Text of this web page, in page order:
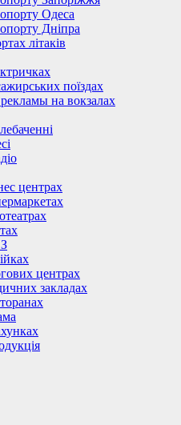
Одеса
Дніпра
літаків
поїздах
на вокзалах
центрах
центрах
закладах